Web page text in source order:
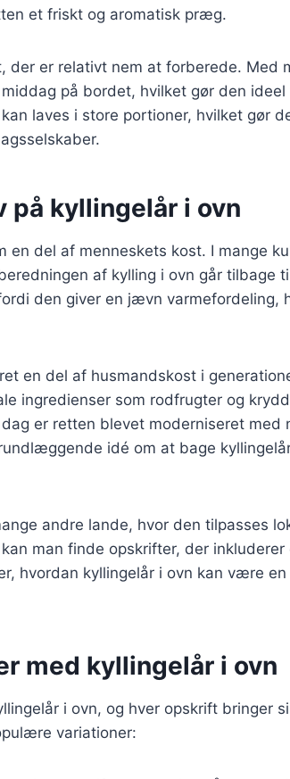
et friskt og aromatisk præg.
der er relativt nem at forberede. Med
på bordet, hvilket gør den ideel
laves i store portioner, hvilket gør
kyllingelår i ovn
en del af menneskets kost. I mange
af kylling i ovn går tilbage
den giver en jævn varmefordeling,
en del af husmandskost i
ingredienser som rodfrugter og
er retten blevet moderniseret med
idé om at bage
andre lande, hvor den tilpasses
man finde opskrifter, der inkluderer
hvordan kyllingelår i ovn kan være
med kyllingelår i ovn
i ovn, og hver opskrift bringer
variationer: